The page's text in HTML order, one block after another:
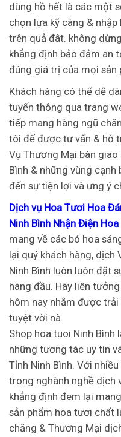
dùng hồ hết là các một
chọn lựa kỹ càng &
trên quả đât. không
khẳng định bảo đảm an
đúng giá trị của mọi sản
Khách hàng có thể dễ
tuyến thông qua trang
tiếp mang hàng ngũ
tôi để được tư vấn & hỗ
Vụ Thương Mại bàn giao
Bình & những vùng
đến sự tiện lợi và ưng ý
Dịch vụ Hoa Tươi Hoa
Ninh Bình Nhận Điện
mang về các bó hoa
lại quý khách hàng, dịch
Ninh Bình luôn luôn đặt
hàng đầu. Hãy liên
hôm nay nhằm được
tuyệt vời nà.
Shop hoa tuoi Ninh
những tương tác uy tín
Tỉnh Ninh Bình. Với
trong nghành nghề dịch
khẳng định đem lại
sản phẩm hoa tươi chất
chăng & Thương Mại